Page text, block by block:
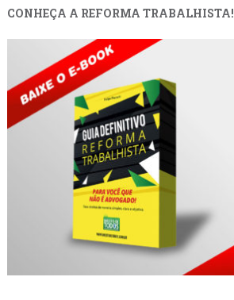
CONHEÇA A REFORMA TRABALHISTA!